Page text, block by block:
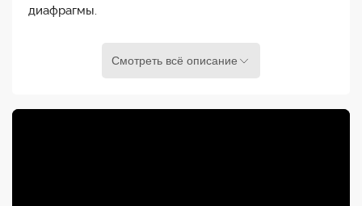
диафрагмы.
фирменной технологией SuperAtom IPS позволяет
Смотреть всё описание